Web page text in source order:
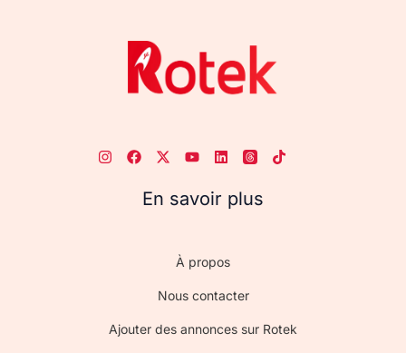
En savoir plus
À propos
Nous contacter
Ajouter des annonces sur Rotek